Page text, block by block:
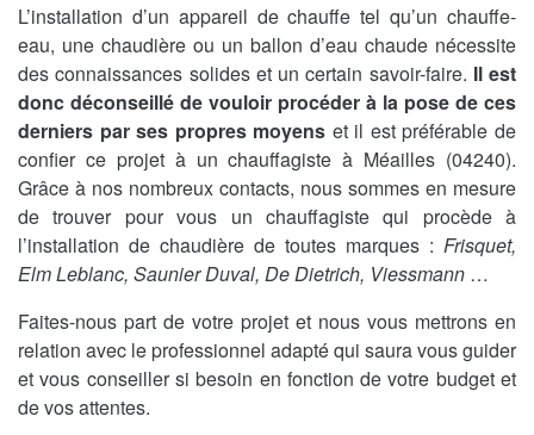
L’installation d’un appareil de chauffe tel qu’un chauffe-
eau, une chaudière ou un ballon d’eau chaude nécessite
des connaissances solides et un certain savoir-faire. Il est
donc déconseillé de vouloir procéder à la pose de ces
derniers par ses propres moyens et il est préférable de
confier ce projet à un chauffagiste à Méailles (04240).
Grâce à nos nombreux contacts, nous sommes en mesure
de trouver pour vous un chauffagiste qui procède à
l’installation de chaudière de toutes marques : Frisquet,
Elm Leblanc, Saunier Duval, De Dietrich, Viessmann …
Faites-nous part de votre projet et nous vous mettrons en
relation avec le professionnel adapté qui saura vous guider
et vous conseiller si besoin en fonction de votre budget et
de vos attentes.